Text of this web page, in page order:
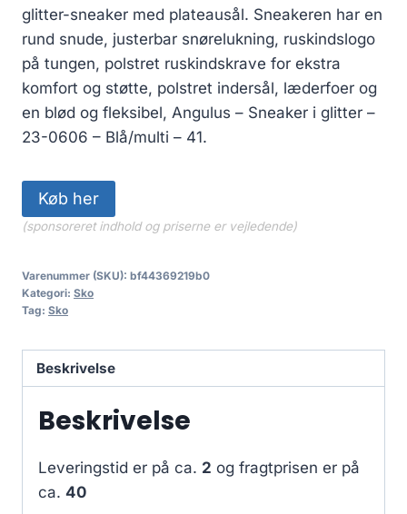
glitter-sneaker med plateausål. Sneakeren har en
rund snude, justerbar snørelukning, ruskindslogo
på tungen, polstret ruskindskrave for ekstra
komfort og støtte, polstret indersål, læderfoer og
en blød og fleksibel, Angulus – Sneaker i glitter –
23-0606 – Blå/multi – 41.
Køb her
(sponsoreret indhold og priserne er vejledende)
Varenummer (SKU): bf44369219b0
Kategori: Sko
Tag: Sko
Beskrivelse
Beskrivelse
Leveringstid er på ca. 2 og fragtprisen er på
ca. 40